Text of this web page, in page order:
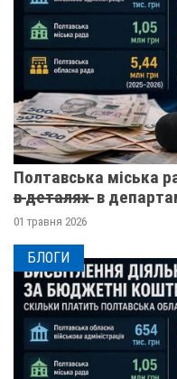
Полтавська міська
в̶ ̶д̶е̶т̶а̶л̶я̶х̶ ̶ в
01 травня 2026
БЛОГИ